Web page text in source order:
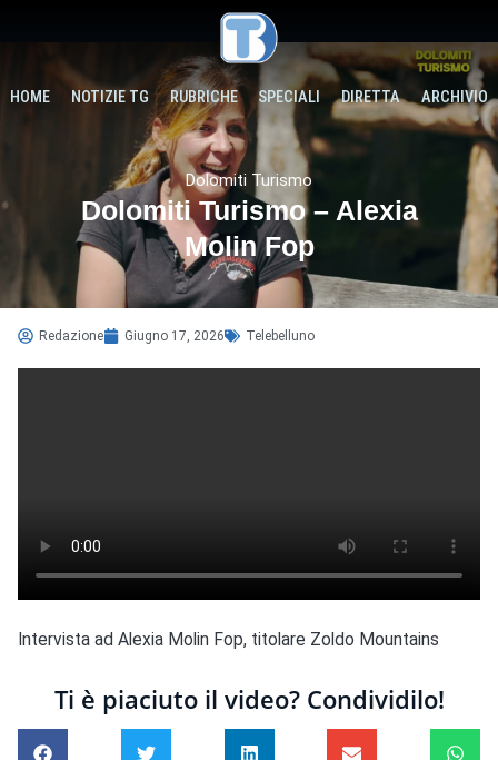
HOME NOTIZIE TG RUBRICHE SPECIALI DIRETTA ARCHIVIO
Dolomiti Turismo
Dolomiti Turismo – Alexia
Molin Fop
Redazione Giugno 17, 2026 Telebelluno
Intervista ad Alexia Molin Fop, titolare Zoldo Mountains
Ti è piaciuto il video? Condividilo!